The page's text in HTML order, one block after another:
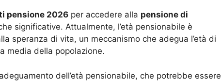
pensione 2026 per accedere alla pensione di
significative. Attualmente, l’età pensionabile è
speranza di vita, un meccanismo che adegua l’età di
media della popolazione.
dell’età pensionabile, che potrebbe essere